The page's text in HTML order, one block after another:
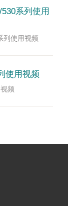
系列使用
列使用视频
使用视频
频